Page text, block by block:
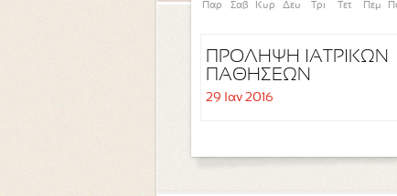
Παρ Σαβ Κυρ Δευ Τρι Τετ Πεμ
ΠΡΟΛΗΨΗ ΙΑΤΡΙΚΩΝ
ΠΑΘΗΣΕΩΝ
29 Ιαν 2016